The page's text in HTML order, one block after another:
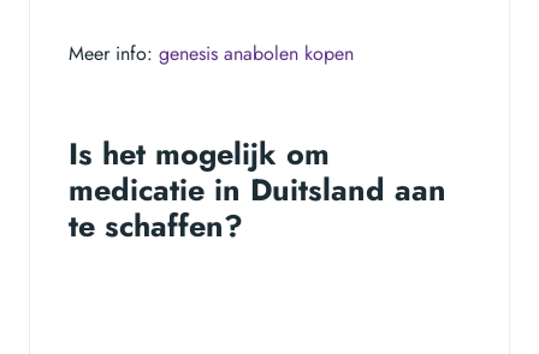
Meer info: genesis anabolen kopen
Is het mogelijk om
medicatie in Duitsland aan
te schaffen?